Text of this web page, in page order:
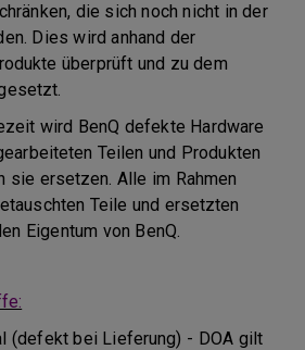
die sich noch nicht in der
Dies wird anhand der
überprüft und zu dem
wird BenQ defekte Hardware
Teilen und Produkten
sie ersetzen. Alle im Rahmen
Teile und ersetzten
Eigentum von BenQ.
(defekt bei Lieferung) - DOA gilt